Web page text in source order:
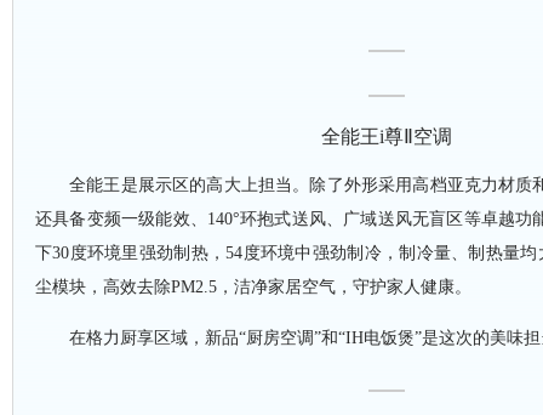
全能王i尊Ⅱ空调
全能王是展示区的高大上担当。除了外形采用高档亚克力材质
还具备变频一级能效、 140°环抱式送风、广域送风无盲区等卓越功
下30度环境里强劲制热，54度环境中强劲制冷，制冷量、制热量
尘模块，高效去除PM2.5，洁净家居空气，守护家人健康。
在格力厨享区域，新品“厨房空调”和“IH电饭煲”是这次的美味